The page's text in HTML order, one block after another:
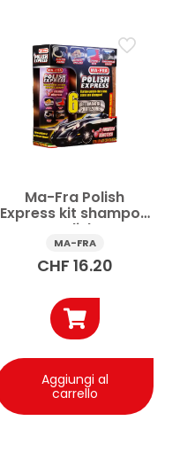
Ma-Fra Polish
Express kit shampoo
polish
nanotecnologico
auto 250 ml
MA-FRA
CHF 16.20
Aggiungi al
carrello